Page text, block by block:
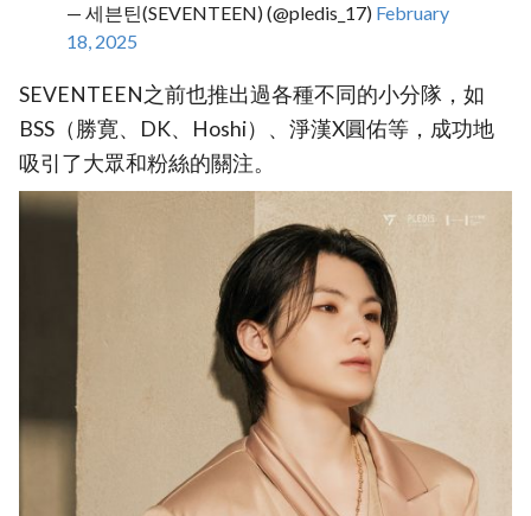
— 세븐틴(SEVENTEEN) (@pledis_17) February
18, 2025
SEVENTEEN之前也推出過各種不同的小分隊，如
BSS（勝寛、DK、Hoshi）、淨漢X圓佑等，成功地
吸引了大眾和粉絲的關注。